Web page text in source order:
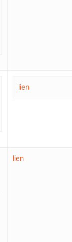
lien
lien